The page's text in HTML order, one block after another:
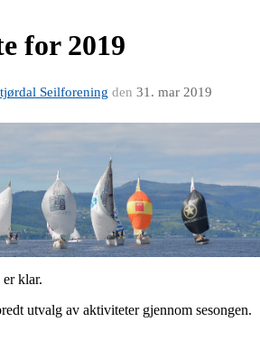
for 2019
Seilforening den 31. mar 2019
klar.
utvalg av aktiviteter gjennom sesongen.